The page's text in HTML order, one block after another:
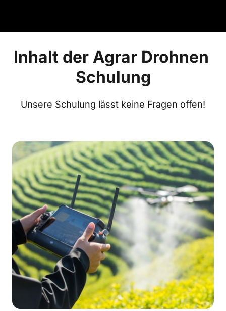
Inhalt der Agrar Drohnen
Schulung
Unsere Schulung lässt keine Fragen offen!